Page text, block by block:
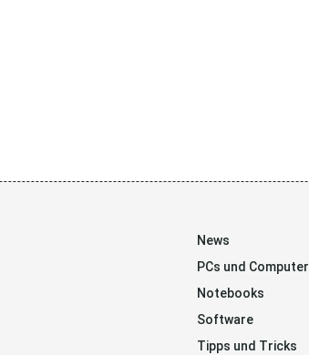
News
PCs und Computer
Notebooks
Software
Tipps und Tricks